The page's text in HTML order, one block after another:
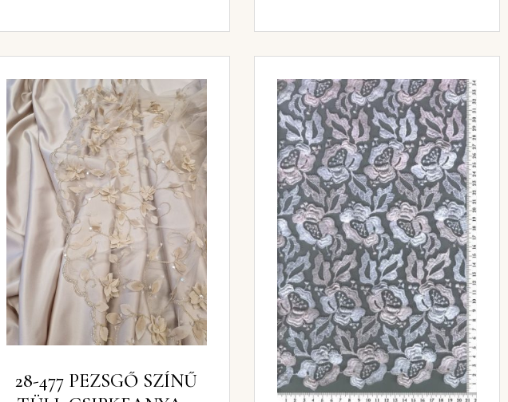
28-477 PEZSGŐ SZÍNŰ